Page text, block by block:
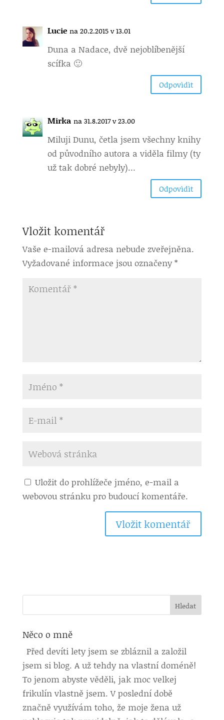
Lucie na 20.2.2015 v 13.01
Duna a Nadace, dvě nejoblíbenější
scífka 🙂
Odpovìdìt
Mirka na 31.8.2017 v 23.00
Miluji Dunu, četla jsem všechny knihy
od původního autora a viděla filmy (ty
už tak dobré nebyly)…
Odpovìdìt
Vložit komentář
Vaše e-mailová adresa nebude zveřejněna.
Vyžadované informace jsou označeny*
Uložit do prohlížeče jméno, e-mail a
webovou stránku pro budoucí komentáře.
Něco o mně
Před devíti lety jsem se zbláznil a založil
jsem si blog. A už tehdy na vlastní doméně!
To jenom abyste věděli, jak moc velkej
frikulín vlastně jsem. V poslední době
značně využívám toho, že moje žena už